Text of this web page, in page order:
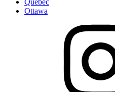
Québec
Ottawa